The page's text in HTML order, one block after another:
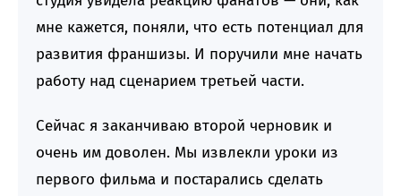
мне кажется, поняли, что есть потенциал для
развития франшизы. И поручили мне начать
работу над сценарием третьей части.
Сейчас я заканчиваю второй черновик и
очень им доволен. Мы извлекли уроки из
первого фильма и постарались сделать